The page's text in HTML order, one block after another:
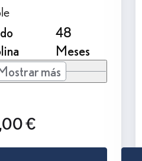
48
Meses
más
€